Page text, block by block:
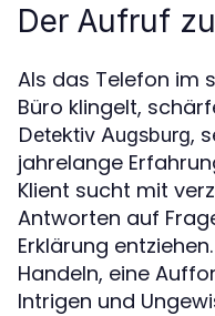
Der Aufruf
Als das Telefon im
Büro klingelt,
Detektiv Augsburg,
jahrelange
Klient sucht mit
Antworten auf
Erklärung
Handeln, eine
Intrigen und